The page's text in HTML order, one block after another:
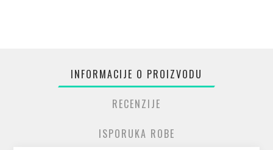
INFORMACIJE O PROIZVODU
RECENZIJE
ISPORUKA ROBE